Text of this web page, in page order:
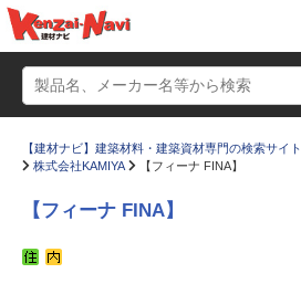
【建材ナビ】建築材料・建築資材専門の検索サイト
株式会社KAMIYA
【フィーナ FINA】
【フィーナ FINA】